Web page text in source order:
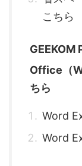
こちら
GEEKOM
Office（
ちら
Word
Word